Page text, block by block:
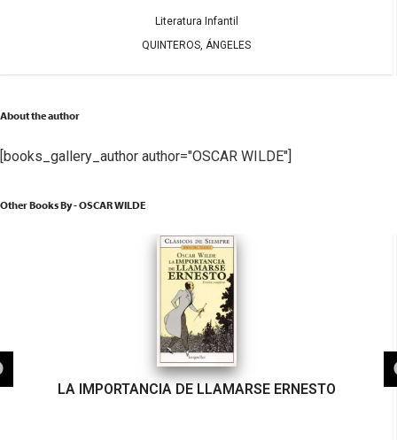
Literatura Infantil
QUINTEROS, ÁNGELES
About the author
[books_gallery_author author="OSCAR WILDE"]
Other Books By - OSCAR WILDE
LA IMPORTANCIA DE LLAMARSE ERNESTO